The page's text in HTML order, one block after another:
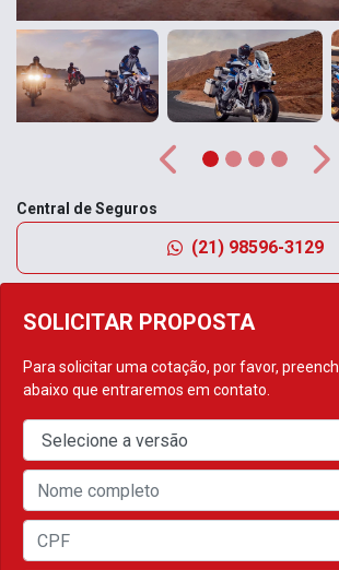
SOLICITAR PROPOSTA
Para solicitar uma cotação, por favor,
abaixo que entraremos em contato.
Anterior
Central de Seguros
(21) 98596-3129